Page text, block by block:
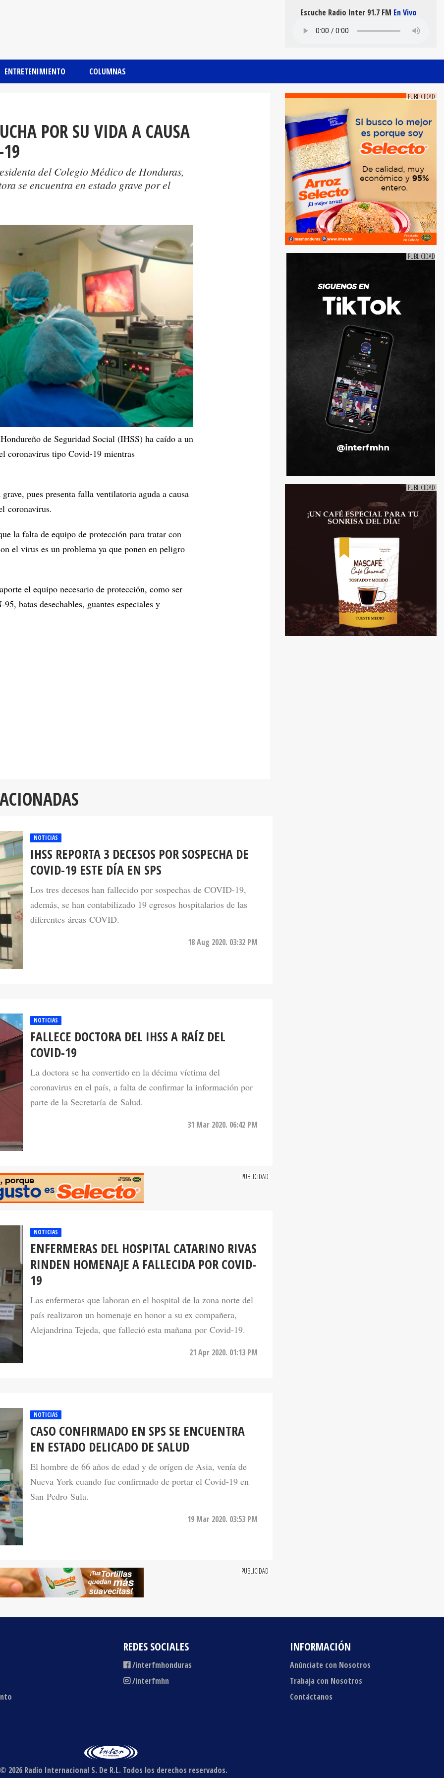
ENTRETENIMIENTO COLUMNAS
Escuche Radio Inter 91.7 FM En Vivo
POR SU VIDA A CAUSA
19
del Colegio Médico de Honduras,
se encuentra en estado grave por el
de Seguridad Social (IHSS) ha caído a un
coronavirus tipo Covid-19 mientras
pues presenta falla ventilatoria aguda a causa
coronavirus.
la falta de equipo de protección para tratar con
el virus es un problema ya que ponen en peligro
el equipo necesario de protección, como ser
batas desechables, guantes especiales y
NOTICIAS
IHSS REPORTA 3 DECESOS POR SOSPECHA DE
COVID-19 ESTE DÍA EN SPS
Los tres decesos han fallecido por sospechas de COVID-19,
además, se han contabilizado 19 egresos hospitalarios de las
diferentes áreas COVID.
18 Aug 2020. 03:32 PM
NOTICIAS
FALLECE DOCTORA DEL IHSS A RAÍZ DEL
COVID-19
La doctora se ha convertido en la décima víctima del
coronavirus en el país, a falta de confirmar la información por
parte de la Secretaría de Salud.
31 Mar 2020. 06:42 PM
ENFERMERAS DEL HOSPITAL CATARINO RIVAS
RINDEN HOMENAJE A FALLECIDA POR COVID-
19
Las enfermeras que laboran en el hospital de la zona norte del
país realizaron un homenaje en honor a su ex compañera,
Alejandrina Tejeda, que falleció esta mañana por Covid-19.
21 Apr 2020. 01:13 PM
CASO CONFIRMADO EN SPS SE ENCUENTRA
EN ESTADO DELICADO DE SALUD
El hombre de 66 años de edad y de orígen de Asia, venía de
Nueva York cuando fue confirmado de portar el Covid-19 en
San Pedro Sula.
REDES SOCIALES
/interfmhonduras
/interfmhn
INFORMACIÓN
Anúnciate con Nosotros
Trabaja con Nosotros
Contáctanos
© 2026 Radio Internacional S. De R.L. Todos los derechos reservados.